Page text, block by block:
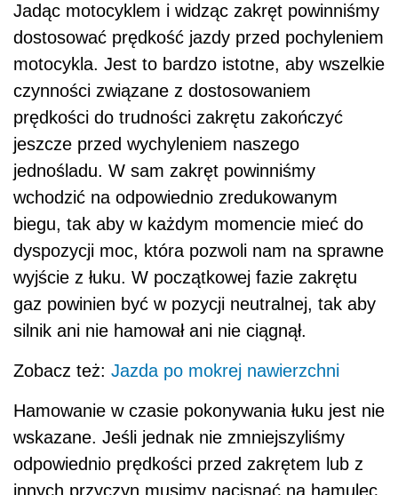
Jadąc motocyklem i widząc zakręt powinniśmy
dostosować prędkość jazdy przed pochyleniem
motocykla. Jest to bardzo istotne, aby wszelkie
czynności związane z dostosowaniem
prędkości do trudności zakrętu zakończyć
jeszcze przed wychyleniem naszego
jednośladu. W sam zakręt powinniśmy
wchodzić na odpowiednio zredukowanym
biegu, tak aby w każdym momencie mieć do
dyspozycji moc, która pozwoli nam na sprawne
wyjście z łuku. W początkowej fazie zakrętu
gaz powinien być w pozycji neutralnej, tak aby
silnik ani nie hamował ani nie ciągnął.
Zobacz też: Jazda po mokrej nawierzchni
Hamowanie w czasie pokonywania łuku jest nie
wskazane. Jeśli jednak nie zmniejszyliśmy
odpowiednio prędkości przed zakrętem lub z
innych przyczyn musimy nacisnąć na hamulec